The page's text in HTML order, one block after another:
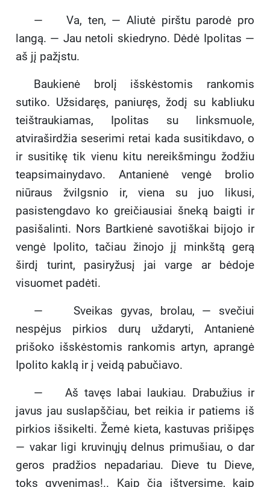
— Va, ten, — Aliutė pirštu parodė pro
langą. — Jau netoli skiedryno. Dėdė Ipolitas —
aš jį pažįstu.
Baukienė brolį išskėstomis rankomis
sutiko. Užsidaręs, paniuręs, žodį su kabliuku
teištraukiamas, Ipolitas su linksmuole,
atviraširdžia seserimi retai kada susitikdavo, o
ir susitikę tik vienu kitu nereikšmingu žodžiu
teapsimainydavo. Antanienė vengė brolio
niūraus žvilgsnio ir, viena su juo likusi,
pasistengdavo ko greičiausiai šneką baigti ir
pasišalinti. Nors Bartkienė savotiškai bijojo ir
vengė Ipolito, tačiau žinojo jį minkštą gerą
širdį turint, pasiryžusį jai varge ar bėdoje
visuomet padėti.
— Sveikas gyvas, brolau, — svečiui
nespėjus pirkios durų uždaryti, Antanienė
prišoko išskėstomis rankomis artyn, aprangė
Ipolito kaklą ir į veidą pabučiavo.
— Aš tavęs labai laukiau. Drabužius ir
javus jau suslapščiau, bet reikia ir patiems iš
pirkios išsikelti. Žemė kieta, kastuvas prišipęs
— vakar ligi kruvinųjų delnus primušiau, o dar
geros pradžios nepadariau. Dieve tu Dieve,
toks gyvenimas!.. Kaip čia ištversime, kaip